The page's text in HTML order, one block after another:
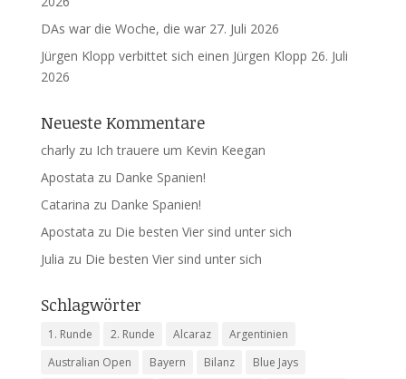
DAs war die Woche, die war 27. Juli 2026
Jürgen Klopp verbittet sich einen Jürgen Klopp 26. Juli
2026
Neueste Kommentare
charlyzu Ich trauere um Kevin Keegan
Apostata zu Danke Spanien!
Catarina zu Danke Spanien!
Apostata zu Die besten Vier sind unter sich
Julia zu Die besten Vier sind unter sich
Schlagwörter
1. Runde 2. Runde Alcaraz
Argentinien
Australian Open
Bayern Bilanz
Blue Jays